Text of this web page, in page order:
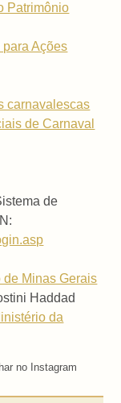
Patrimônio
Ações
carnavalescas
de Carnaval
de
de Minas Gerais
Haddad
da
no Instagram